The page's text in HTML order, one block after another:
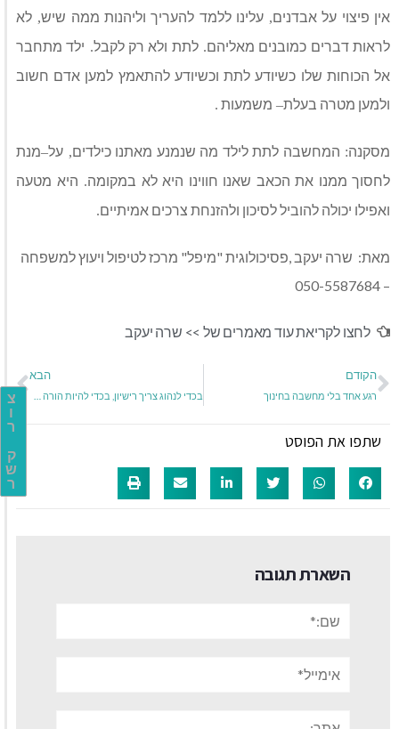
צ
ו
ר
ק
ש
ר
אין פיצוי על אבדנים,עלינו ללמד להעריך וליהנות ממה שיש, לא
לראות דברים כמובנים מאליהם.לתת ולא רק לקבל. ילד מתחבר
אל הכוחות שלו כשיודע לתת וכשיודע להתאמץ למען אדם חשוב
ולמען מטרה בעלת– משמעות .
מסקנה: המחשבה לתת לילד מה שנמנע מאתנו כילדים, על–מנת
לחסוך ממנו את הכאב שאנו חווינו היא לא במקומה. היא מטעה
ואפילו יכולה להוביל לסיכון ולהזנחת צרכים אמיתיים.
מאת: שרה יעקב ,פסיכולוגית "מיפל" מרכז לטיפול ויעוץ למשפחה
– 050-5587684
לחצו לקריאת עוד מאמרים של >> שרה יעקב
הקודם
רגע אחד בלי מחשבה בחינוך
הבא
שתפו את הפוסט
השארת תגובה